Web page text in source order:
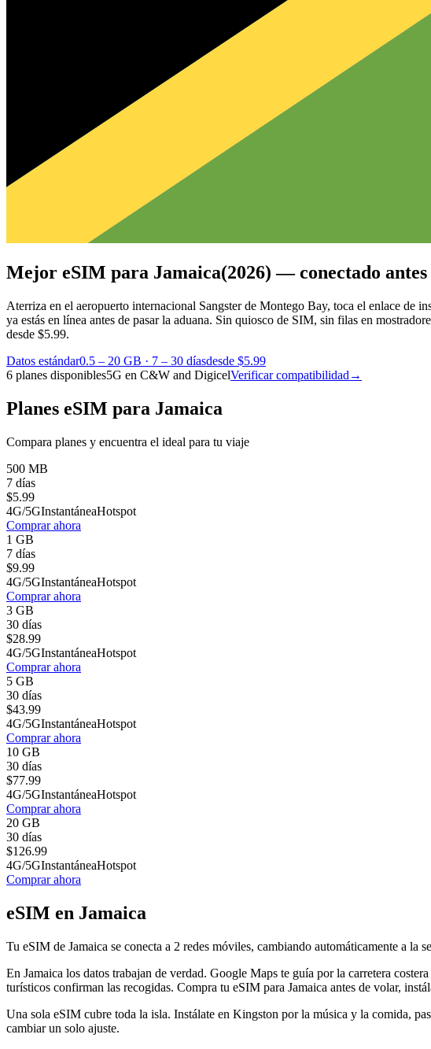
Mejor eSIM para Jamaica(2026) — conectado
Aterriza en el aeropuerto internacional Sangster de Montego Bay, toca el enlace
ya estás en línea antes de pasar la aduana. Sin quiosco de SIM, sin filas en
desde $5.99.
Datos estándar0.5 – 20 GB · 7 – 30 díasdesde $5.99
6 planes disponibles5G en C&W and DigicelVerificar compatibilidad →
Planes eSIM para Jamaica
Compara planes y encuentra el ideal para tu viaje
500 MB
7 días
$5.99
4G/5GInstantáneaHotspot
Comprar ahora
1 GB
7 días
$9.99
4G/5GInstantáneaHotspot
Comprar ahora
3 GB
30 días
$28.99
4G/5GInstantáneaHotspot
Comprar ahora
5 GB
30 días
$43.99
4G/5GInstantáneaHotspot
Comprar ahora
10 GB
30 días
$77.99
4G/5GInstantáneaHotspot
Comprar ahora
20 GB
30 días
$126.99
4G/5GInstantáneaHotspot
Comprar ahora
eSIM en Jamaica
Tu eSIM de Jamaica se conecta a 2 redes móviles, cambiando automáticamente a la
En Jamaica los datos trabajan de verdad. Google Maps te guía por la carretera
turísticos confirman las recogidas. Compra tu eSIM para Jamaica antes de volar,
Una sola eSIM cubre toda la isla. Instálate en Kingston por la música y la comida,
cambiar un solo ajuste.